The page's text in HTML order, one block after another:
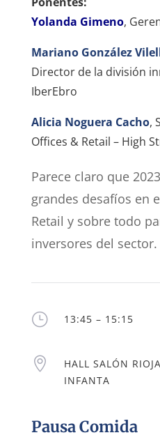
Yolanda Gimeno,
Mariano González
Director de la división
IberEbro
Alicia Noguera Cacho,
Offices & Retail – High
Parece claro que
grandes desafíos en
Retail y sobre todo
inversores del sector.
} 13:45 – 15:15

HALL SALÓN
INFANTA
Pausa Comida